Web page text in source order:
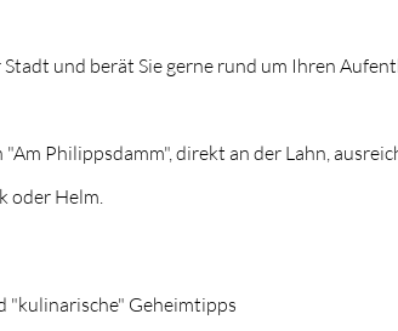
und berät Sie gerne rund um Ihren
Philippsdamm", direkt an der Lahn,
oder Helm.
"kulinarische" Geheimtipps